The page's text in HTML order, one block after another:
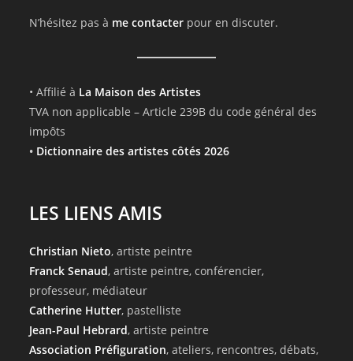
N’hésitez pas à me contacter pour en discuter.
• Affilié à La Maison des Artistes
TVA non applicable – Article 239B du code général des
impôts
• Dictionnaire des artistes côtés 2026
LES LIENS AMIS
Christian Nieto, artiste peintre
Franck Senaud, artiste peintre, conférencier,
professeur, médiateur
Catherine Hutter, pastelliste
Jean-Paul Hebrard, artiste peintre
Association Préfiguration, ateliers, rencontres, débats,